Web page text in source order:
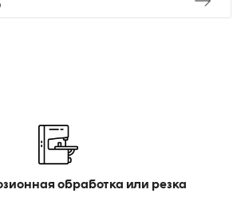
обработка или резка